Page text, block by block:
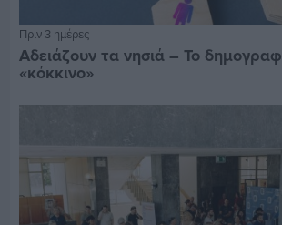
Πριν 3 ημέρες
Αδειάζουν τα νησιά – Το
«κόκκινο»